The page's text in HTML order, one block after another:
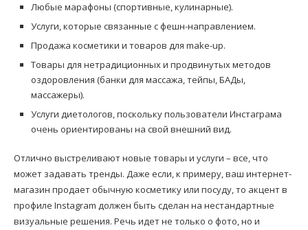
Любые марафоны (спортивные, кулинарные).
Услуги, которые связанные с фешн-направлением.
Продажа косметики и товаров для make-up.
Товары для нетрадиционных и продвинутых методов
оздоровления (банки для массажа, тейпы, БАДы,
массажеры).
Услуги диетологов, поскольку пользователи Инстаграма
очень ориентированы на свой внешний вид.
Отлично выстреливают новые товары и услуги – все, что
может задавать тренды. Даже если, к примеру, ваш интернет-
магазин продает обычную косметику или посуду, то акцент в
профиле Instagram должен быть сделан на нестандартные
визуальные решения. Речь идет не только о фото, но и